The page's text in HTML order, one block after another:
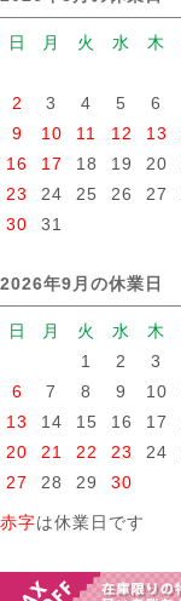
日 月 火 水 木
2
3 4 5 6
9
10 11 12 13
16
17 18 19 20
23
24 25 26 27
30
31
2026年9月の休業日
日 月 火 水 木
1
2 3
6
7 8 9 10
13
14 15 16 17
20
21 22 23 24
27
28 29 30
赤字は休業日です